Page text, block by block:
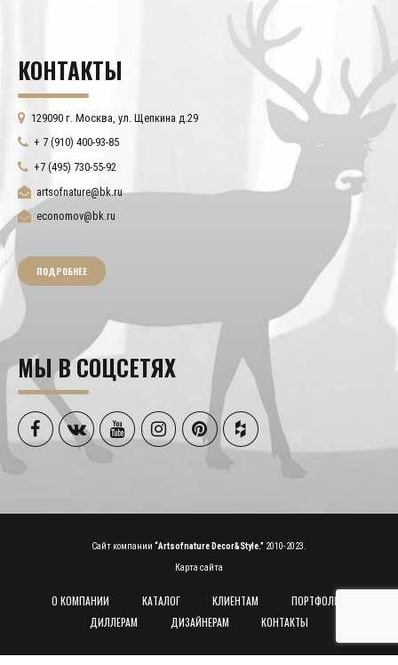
КОНТАКТЫ
129090 г. Москва, ул. Щепкина д.29
+ 7 (910) 400-93-85
+7 (495) 730-55-92
artsofnature@bk.ru
economov@bk.ru
ПОДРОБНЕЕ
МЫ В СОЦСЕТЯХ
Сайт компании “Artsofnature Decor&Style.” 2010-2023.
Карта сайта
О КОМПАНИИ КАТАЛОГ КЛИЕНТАМ
ПОРТФОЛИО
ДИЛЛЕРАМ
ДИЗАЙНЕРАМ КОНТАКТЫ